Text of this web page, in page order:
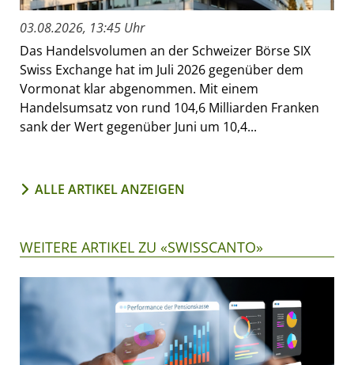
03.08.2026, 13:45 Uhr
Das Handelsvolumen an der Schweizer Börse SIX
Swiss Exchange hat im Juli 2026 gegenüber dem
Vormonat klar abgenommen. Mit einem
Handelsumsatz von rund 104,6 Milliarden Franken
sank der Wert gegenüber Juni um 10,4...
ALLE ARTIKEL ANZEIGEN
WEITERE ARTIKEL ZU «SWISSCANTO»